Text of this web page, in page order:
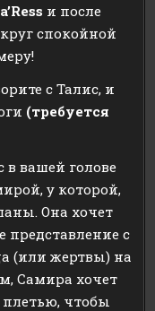
и после
спокойной
с Талис, и
(требуется
в вашей голове
у которой,
Она хочет
представление с
(или жертвы) на
Самира хочет
чтобы